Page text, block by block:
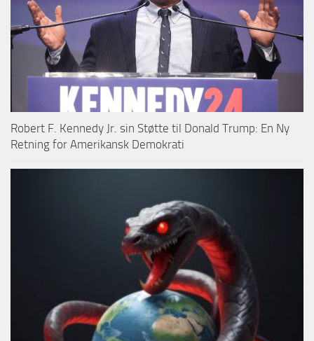
Robert F. Kennedy Jr. sin Støtte til Donald Trump: En Ny
Retning for Amerikansk Demokrati